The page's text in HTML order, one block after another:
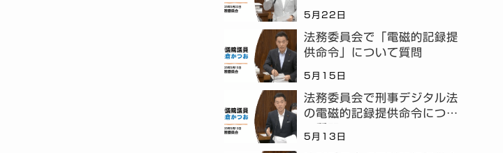
5月22日
法務委員会で「電磁的記録提
供命令」について質問
5月15日
法務委員会で刑事デジタル法
の電磁的記録提供命令につい
5月13日